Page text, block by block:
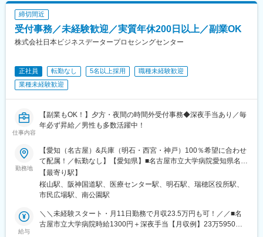
締切間近
受付事務／未経験歓迎／実質年休200日以上／副業OK
株式会社日本ビジネスデータープロセシングセンター
正社員 転勤なし 5名以上採用
職種未経験歓迎
業種未経験歓迎
仕事内容
【副業もOK！】夕方・夜間の時間外受付事務◆深夜手当あり／毎
年必ず昇給／男性も多数活躍中！
勤務地
【愛知（名古屋）&兵庫（明石・西宮・神戸）100％希望に合わせ
て配属！／転勤なし】【愛知県】■名古屋市立大学病院愛知県名古
屋市瑞穂区瑞穂町字川澄1番地（駅直結！地下鉄桜通線「桜山駅」
3番出口より徒歩すぐ）【兵庫県】■兵庫県立西宮総合医療センタ
ー兵庫県西宮市津門塚町11-62（阪急今津線「阪神国道駅」より徒
病院兵庫県神戸市中央区港島南町2-1-1（ポートライナー線「医療
センター駅」より徒歩3分）※車通勤OK■明石市立市民病院兵庫県
【最寄り駅】
桜山駅、阪神国道駅、医療センター駅、明石駅、瑞穂区役所駅、
市民広場駅、南公園駅
給与
＼＼未経験スタート・月11日勤務で月収23.5万円も可！／／■名
古屋市立大学病院時給1300円＋深夜手当【月収例】23万5950円